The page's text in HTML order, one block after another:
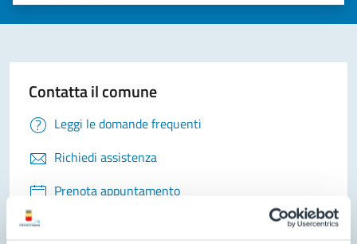
Contatta il comune
Leggi le domande frequenti
Richiedi assistenza
Prenota appuntamento
Problemi in città